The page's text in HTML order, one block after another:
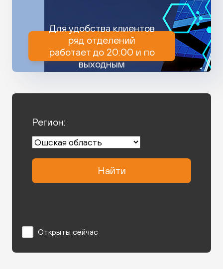
Для удобства клиентов
ряд отделений
работает до 20:00 и по
выходным
Регион:
Найти
Открыты сейчас